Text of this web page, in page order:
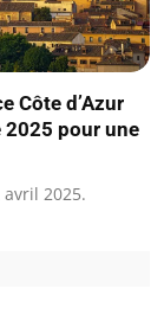
Côte d’Azur
2025 pour une
avril 2025.